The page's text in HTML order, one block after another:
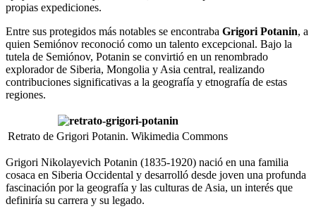
propias expediciones.
Entre sus protegidos más notables se encontraba Grigori Potanin, a
quien Semiónov reconoció como un talento excepcional. Bajo la
tutela de Semiónov, Potanin se convirtió en un renombrado
explorador de Siberia, Mongolia y Asia central, realizando
contribuciones significativas a la geografía y etnografía de estas
regiones.
Retrato de Grigori Potanin. Wikimedia Commons
Grigori Nikolayevich Potanin (1835-1920) nació en una familia
cosaca en Siberia Occidental y desarrolló desde joven una profunda
fascinación por la geografía y las culturas de Asia, un interés que
definiría su carrera y su legado.